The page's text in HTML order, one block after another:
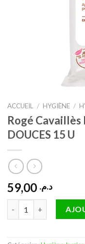
ACCUEIL / HYGIÈNE /
Rogé Cavaillès
DOUCES 15 U
د.م.
quantité de Rogé